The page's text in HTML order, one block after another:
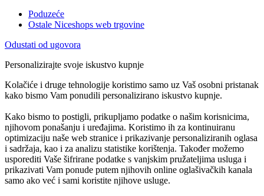
Poduzeće
Ostale Niceshops web trgovine
Odustati od ugovora
Personalizirajte svoje iskustvo kupnje
Kolačiće i druge tehnologije koristimo samo uz Vaš osobni pristanak
kako bismo Vam ponudili personalizirano iskustvo kupnje.
Kako bismo to postigli, prikupljamo podatke o našim korisnicima,
njihovom ponašanju i uređajima. Koristimo ih za kontinuiranu
optimizaciju naše web stranice i prikazivanje personaliziranih oglasa
i sadržaja, kao i za analizu statistike korištenja. Također možemo
usporediti Vaše šifrirane podatke s vanjskim pružateljima usluga i
prikazivati Vam ponude putem njihovih online oglašivačkih kanala
samo ako već i sami koristite njihove usluge.